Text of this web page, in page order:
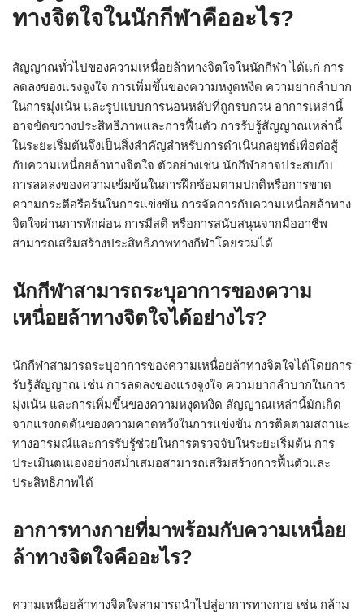
ทางจิตใจในนักกีฬาคืออะไร?
สัญญาณทั่วไปของความเหนื่อยล้าทางจิตใจในนักกีฬา ได้แก่ การ
ลดลงของแรงจูงใจ การเพิ่มขึ้นของความหงุดหงิด ความยากลำบาก
ในการมุ่งเน้น และรูปแบบการนอนหลับที่ถูกรบกวน อาการเหล่านี้
อาจขัดขวางประสิทธิภาพและการฟื้นตัว การรับรู้สัญญาณเหล่านี้
ในระยะเริ่มต้นจึงเป็นสิ่งสำคัญสำหรับการดำเนินกลยุทธ์เพื่อต่อสู้
กับความเหนื่อยล้าทางจิตใจ ตัวอย่างเช่น นักกีฬาอาจประสบกับ
การลดลงของความเข้มข้นในการฝึกซ้อมตามปกติหรือการขาด
ความกระตือรือร้นในการแข่งขัน การจัดการกับความเหนื่อยล้าทาง
จิตใจผ่านการพักผ่อน การมีสติ หรือการสนับสนุนจากมืออาชีพ
สามารถเสริมสร้างประสิทธิภาพทางกีฬาโดยรวมได้
นักกีฬาสามารถระบุอาการของความ
เหนื่อยล้าทางจิตใจได้อย่างไร?
นักกีฬาสามารถระบุอาการของความเหนื่อยล้าทางจิตใจได้โดยการ
รับรู้สัญญาณ เช่น การลดลงของแรงจูงใจ ความยากลำบากในการ
มุ่งเน้น และการเพิ่มขึ้นของความหงุดหงิด สัญญาณเหล่านี้มักเกิด
จากแรงกดดันของความคาดหวังในการแข่งขัน การติดตามสถานะ
ทางอารมณ์และการรับรู้ช่วยในการตรวจจับในระยะเริ่มต้น การ
ประเมินตนเองอย่างสม่ำเสมอสามารถเสริมสร้างการฟื้นตัวและ
ประสิทธิภาพได้
อาการทางกายที่มาพร้อมกับความเหนื่อย
ล้าทางจิตใจคืออะไร?
ความเหนื่อยล้าทางจิตใจสามารถนำไปสู่อาการทางกาย เช่น กล้าม